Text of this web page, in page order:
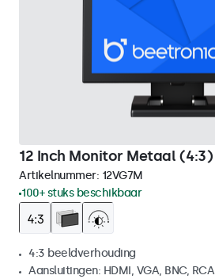
12 Inch Monitor Metaal (4:3)
Artikelnummer: 12VG7M
100+ stuks beschikbaar
4:3 beeldverhouding
Aansluitingen: HDMI, VGA, BNC, RCA